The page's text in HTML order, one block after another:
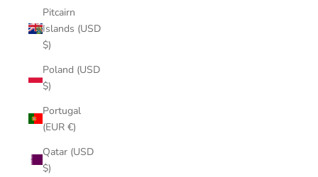
Pitcairn
Islands (USD
$)
Poland (USD
$)
Portugal
(EUR €)
Qatar (USD
$)